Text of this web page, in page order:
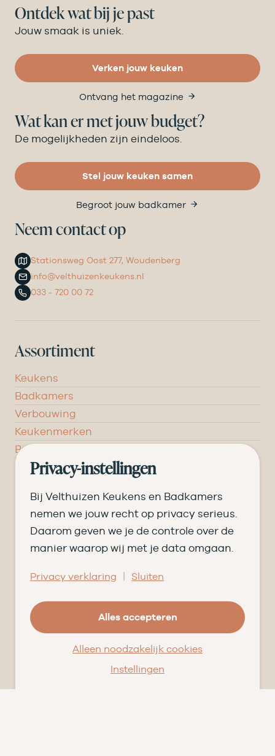
Ontdek wat bij je past
Jouw smaak is uniek.
Verken jouw keuken
Ontvang het magazine
Wat kan er met jouw budget?
De mogelijkheden zijn eindeloos.
Stel jouw keuken samen
Begroot jouw badkamer
Neem contact op
Stationsweg Oost 277, Woudenberg
info@velthuizenkeukens.nl
033 - 720 00 72
Assortiment
Keukens
Badkamers
Verbouwing
Keukenmerken
Badkamermerken
Inspiratie
Verken jouw keuken
Stel jouw keuken samen
Begroot jouw badkamer
Ontvang het magazine
Ons verhaal
Geschiedenis
Team
Privacy-instellingen
Bij Velthuizen Keukens en Badkamers
nemen we jouw recht op privacy serieus.
Daarom geven we je de controle over de
manier waarop wij met je data omgaan.
Privacy verklaring | Sluiten
Alles accepteren
Alleen noodzakelijk cookies
Instellingen